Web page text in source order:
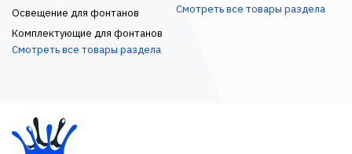
Освещение для фонтанов
Комплектующие для фонтанов
Смотреть все товары раздела
Смотреть все товары раздела